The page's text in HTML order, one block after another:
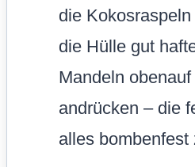
die
die Hülle gut
Mandeln
andrücken – die
alles bombenfest